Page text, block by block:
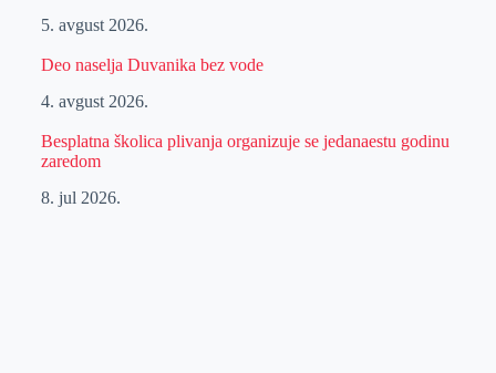
5. avgust 2026.
Deo naselja Duvanika bez vode
4. avgust 2026.
Besplatna školica plivanja organizuje se jedanaestu godinu
zaredom
8. jul 2026.